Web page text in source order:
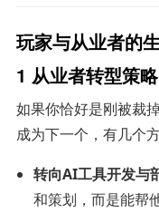
玩家与从业者的
1 从业者转型策略
如果你恰好是刚被裁
成为下一个，有几个
转向AI工具开发与
和策划，而是能帮